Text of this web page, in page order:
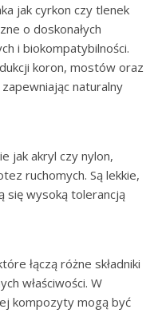
jak cyrkon czy tlenek
o doskonałych
i biokompatybilności.
koron, mostów oraz
naturalny
jak akryl czy nylon,
ruchomych. Są lekkie,
się wysoką tolerancją
łączą różne składniki
właściwości. W
kompozyty mogą być